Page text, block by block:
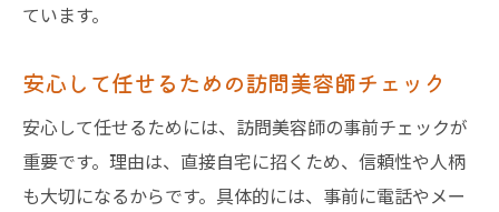
ています。
安心して任せるための訪問美容師チェック
安心して任せるためには、訪問美容師の事前チェックが
重要です。理由は、直接自宅に招くため、信頼性や人柄
も大切になるからです。具体的には、事前に電話やメー